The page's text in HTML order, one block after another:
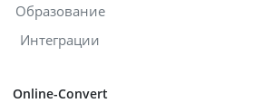
Образование
Интеграции
Online-Convert